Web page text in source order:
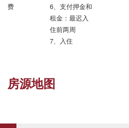
费
6、支付押金和
租金：最迟入
住前两周
7、入住
房源地图